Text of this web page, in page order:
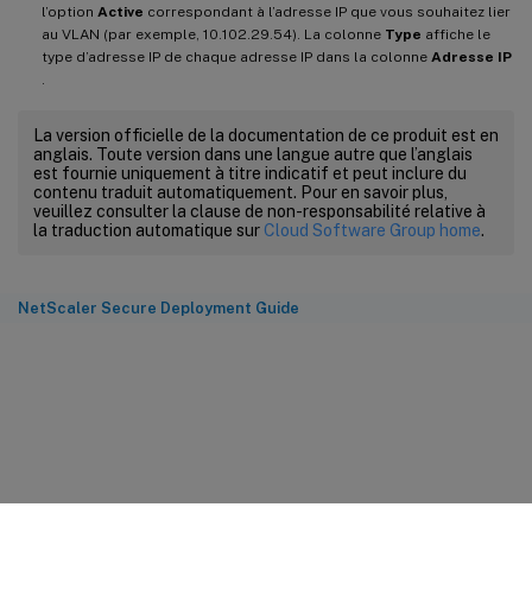
l’option Active correspondant à l’adresse IP que vous souhaitez lier
au VLAN (par exemple, 10.102.29.54). La colonne Type affiche le
type d’adresse IP de chaque adresse IP dans la colonne Adresse IP
.
La version officielle de la documentation de ce produit est en
anglais. Toute version dans une langue autre que l’anglais
est fournie uniquement à titre indicatif et peut inclure du
contenu traduit automatiquement. Pour en savoir plus,
veuillez consulter la clause de non-responsabilité relative à
la traduction automatique sur Cloud Software Group home.
NetScaler Secure Deployment Guide